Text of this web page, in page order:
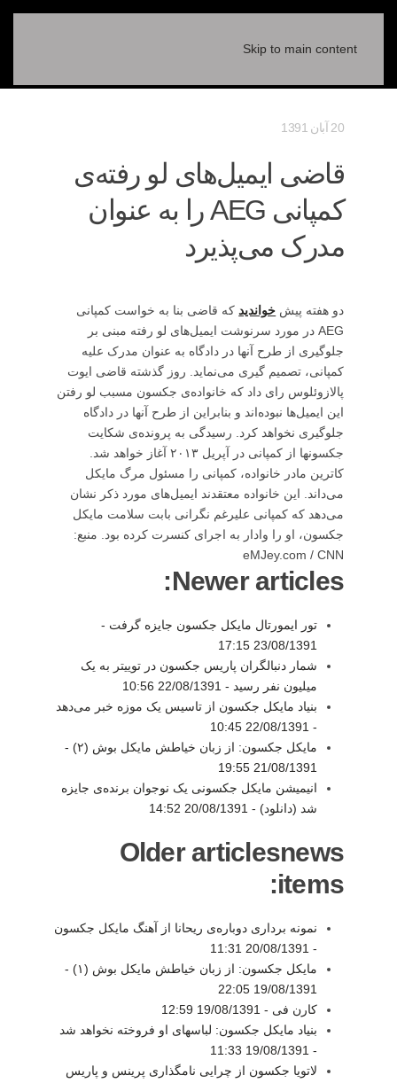
Skip to main content
20 آبان 1391
قاضی ایمیل‌های لو رفته‌ی
کمپانی AEG را به عنوان
مدرک می‌پذیرد
دو هفته پیش خواندیدکه قاضی بنا به خواست کمپانی
AEG در مورد سرنوشت ایمیل‌های لو رفته مبنی بر
جلوگیری از طرح آنها در دادگاه به عنوان مدرک علیه
کمپانی، تصمیم گیری می‌نماید. روز گذشته قاضی ایوت
پالازوئلوس رای داد که خانواده‌ی جکسون مسبب لو رفتن
این ایمیل‌ها نبوده‌اند و بنابراین از طرح آنها در دادگاه
جلوگیری نخواهد کرد. رسیدگی به پرونده‌ی شکایت
جکسونها از کمپانی در آپریل ۲۰۱۳ آغاز خواهد شد.
کاترین مادر خانواده، کمپانی را مسئول مرگ مایکل
می‌داند. این خانواده معتقدند ایمیل‌های مورد ذکر نشان
می‌دهد که کمپانی علیرغم نگرانی بابت سلامت مایکل
جکسون، او را وادار به اجرای کنسرت کرده بود. منبع:
eMJey.com / CNN
Newer articles:
تور ایمورتال مایکل جکسون جایزه‌ گرفت -
23/08/1391 17:15
شمار دنبالگران پاریس جکسون در توییتر به یک
میلیون نفر رسید - 22/08/1391 10:56
بنیاد مایکل جکسون از تاسیس یک موزه خبر می‌دهد
-
22/08/1391 10:45
مایکل جکسون: از زبان خیاطش مایکل بوش (۲) -
21/08/1391 19:55
انیمیشن مایکل جکسونی یک نوجوان برنده‌ی جایزه
شد (دانلود) - 20/08/1391 14:52
Older articlesnews
items:
نمونه برداری دوباره‌ی ریحانا از آهنگ‌ مایکل جکسون
-
20/08/1391 11:31
مایکل جکسون: از زبان خیاطش مایکل بوش (۱) -
19/08/1391 22:05
کارن فی - 19/08/1391 12:59
بنیاد مایکل جکسون: لباسهای او فروخته نخواهد شد
-
19/08/1391 11:33
لاتویا جکسون از چرایی نامگذاری پرینس و پاریس